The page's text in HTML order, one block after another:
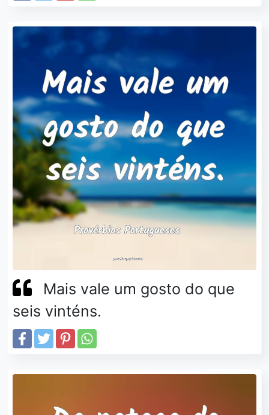
Mais vale um gosto do que
seis vinténs.